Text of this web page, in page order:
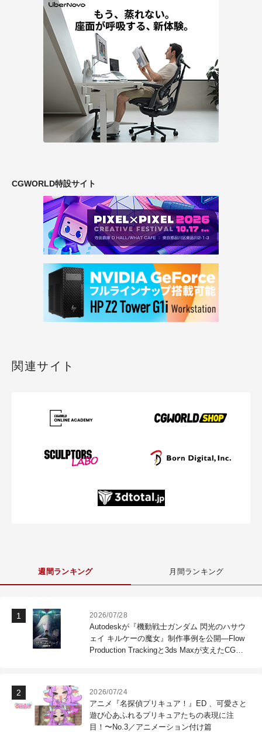
CGWORLD特設サイト
関連サイト
週間ランキング 月間ランキング
2026/07/28
Autodeskが『機動戦士ガンダム 閃光のハサウ
ェイ キルケーの魔女』制作事例を公開―Flow
Production Trackingと3ds Maxが支えたCG制
2026/07/24
アニメ『名探偵プリキュア！』ED 、可愛さと
遊び心あふれるプリキュアたちの表現に注
目！〜No.3／アニメーション付け篇